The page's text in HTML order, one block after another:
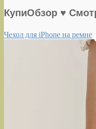
КупиОбзор ♥
Чехол для iPhone на ремне